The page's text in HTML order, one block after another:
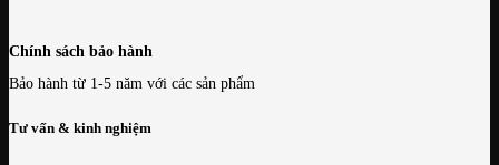
Chính sách bảo hành
Bảo hành từ 1-5 năm với các sản phẩm
Tư vấn & kinh nghiệm